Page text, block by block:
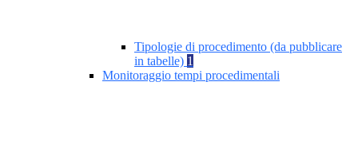
Tipologie di procedimento (da pubblicare
in tabelle) 1
Monitoraggio tempi procedimentali